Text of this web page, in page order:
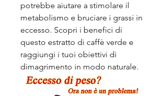
potrebbe aiutare a stimolare il
metabolismo e bruciare i grassi in
eccesso. Scopri i benefici di
questo estratto di caffè verde e
raggiungi i tuoi obiettivi di
dimagrimento in modo naturale.